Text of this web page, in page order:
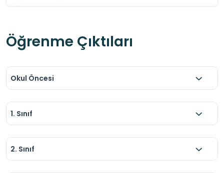
Öğrenme Çıktıları
Okul Öncesi
1. Sınıf
2. Sınıf